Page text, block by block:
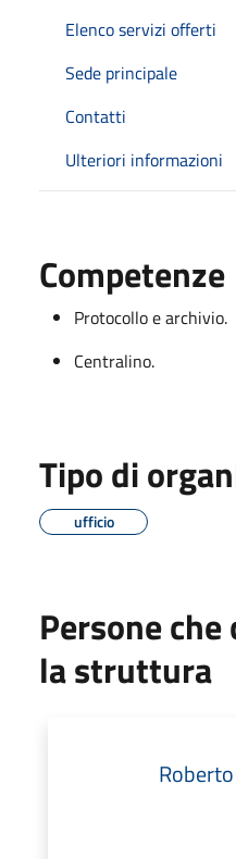
Elenco servizi offerti
Sede principale
Contatti
Ulteriori informazioni
Competenze
Protocollo e archivio.
Centralino.
Tipo di
ufficio
Persone
la struttura